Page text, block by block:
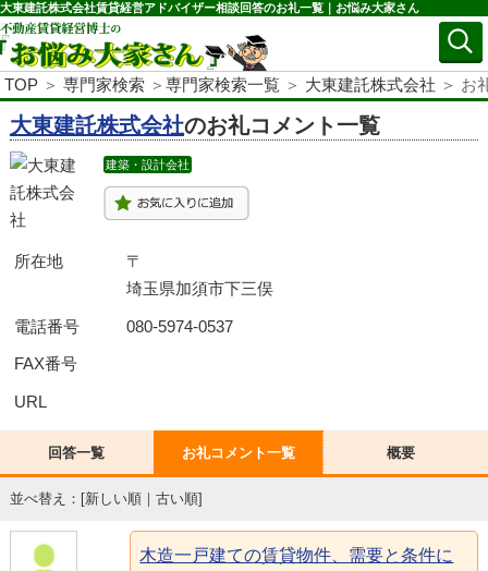
大東建託株式会社賃貸経営アドバイザー相談回答のお礼一覧｜お悩み大家さん
TOP ＞専門家検索 ＞専門家検索一覧 ＞ 大東建託株式会社 ＞ お
大東建託株式会社のお礼コメント一覧
建築・設計会社
所在地
〒
埼玉県加須市下三俣
電話番号 080-5974-0537
FAX番号
URL
回答一覧 お礼コメント一覧 概要
並べ替え：[新しい順｜ 古い順]
木造一戸建ての賃貸物件、需要と条件に